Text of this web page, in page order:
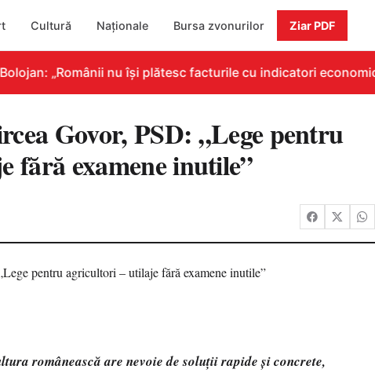
Cultură Naționale Bursa zvonurilor Ziar PDF
„Românii nu își plătesc facturile cu indicatori economici”
Govor, PSD: „Lege pentru
fără examene inutile”
românească are nevoie de soluții rapide și concrete,